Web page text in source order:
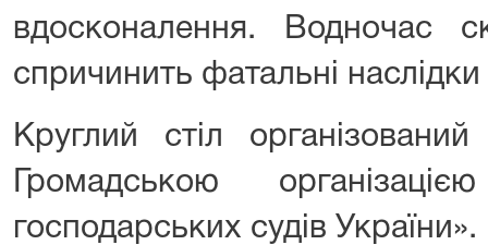
вдосконалення. Водночас
спричинить фатальні
Круглий стіл
Громадською
господарських судів